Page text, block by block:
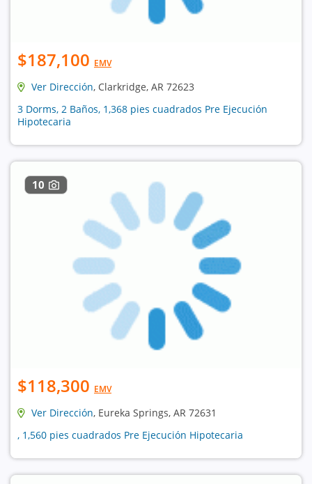
$187,100 EMV
Ver Dirección, Clarkridge, AR 72623
3 Dorms, 2 Baños, 1,368 pies cuadrados Pre Ejecución
Hipotecaria
10
$118,300 EMV
Ver Dirección, Eureka Springs, AR 72631
, 1,560 pies cuadrados Pre Ejecución Hipotecaria